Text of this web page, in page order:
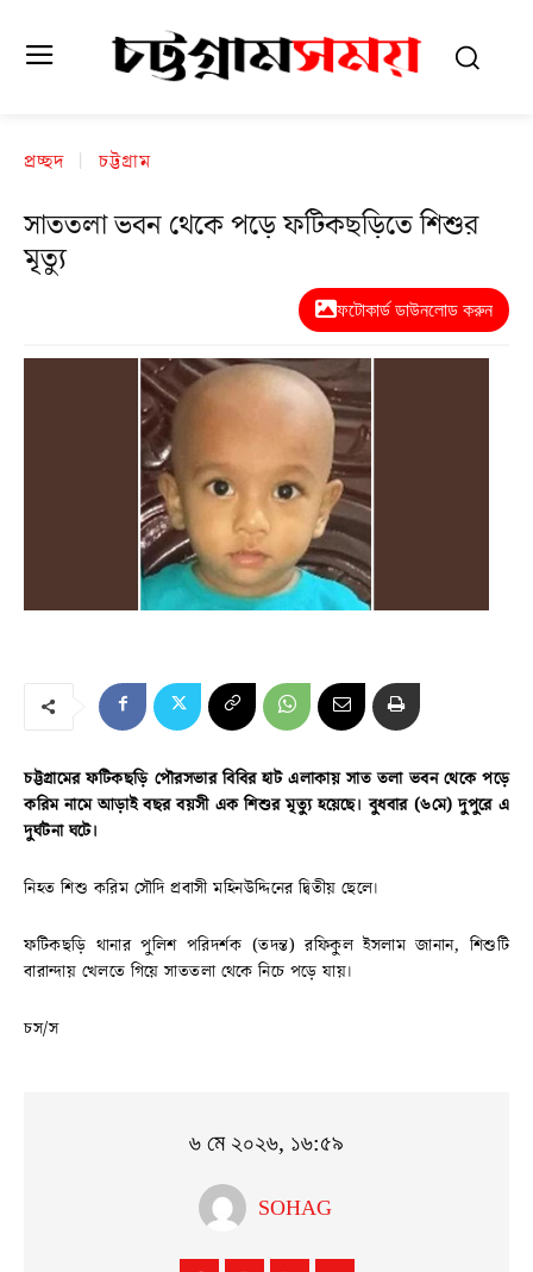
প্রচ্ছদ চট্টগ্রাম
সাততলা ভবন থেকে পড়ে ফটিকছড়িতে শিশুর
মৃত্যু
ফটোকার্ড ডাউনলোড করুন
চট্টগ্রামের ফটিকছড়ি পৌরসভার বিবির হাট এলাকায় সাত তলা ভবন থেকে পড়ে
করিম নামে আড়াই বছর বয়সী এক শিশুর মৃত্যু হয়েছে। বুধবার (৬মে) দুপুরে এ
দুর্ঘটনা ঘটে।
নিহত শিশু করিম সৌদি প্রবাসী মহিনউদ্দিনের দ্বিতীয় ছেলে।
ফটিকছড়ি থানার পুলিশ পরিদর্শক (তদন্ত) রফিকুল ইসলাম জানান, শিশুটি
বারান্দায় খেলতে গিয়ে সাততলা থেকে নিচে পড়ে যায়।
চস/স
৬ মে ২০২৬, ১৬:৫৯
SOHAG